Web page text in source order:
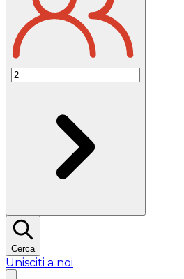
Cerca
Unisciti a noi